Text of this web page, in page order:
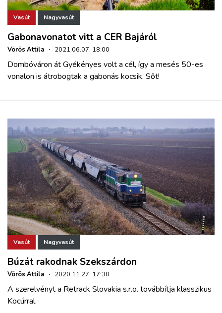
Vasút Nagyvasút
Gabonavonatot vitt a CER Bajáról
Vörös Attila · 2021.06.07. 18:00
Dombóváron át Gyékényes volt a cél, így a mesés 50-es
vonalon is átrobogtak a gabonás kocsik. Sőt!
Vasút Nagyvasút
Búzát rakodnak Szekszárdon
Vörös Attila · 2020.11.27. 17:30
A szerelvényt a Retrack Slovakia s.r.o. továbbítja klasszikus
Kocúrral.